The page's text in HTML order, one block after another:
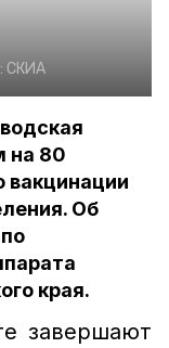
СКИА
на 80
вакцинации
Об
края.
завершают